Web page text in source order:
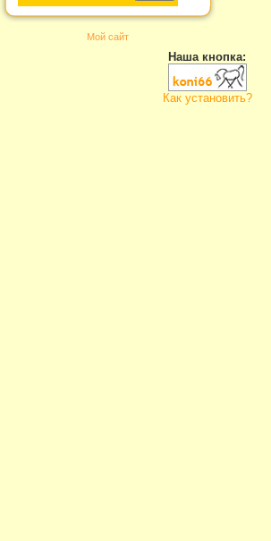
Мой сайт
Наша кнопка:
Как установить?